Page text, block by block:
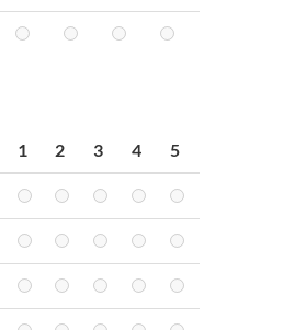
1 2 3 4 5